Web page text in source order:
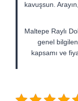
kavuşsun.
Maltepe Raylı
genel
kapsamı ve